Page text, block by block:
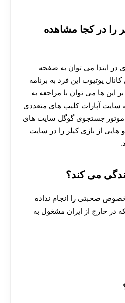
را در کجا مشاهده
ابتدا می توان به صفحه
یوتیوب این فرد به برنامه
این ها می توان با مراجعه به
آپارات کلیپ های متعددی
موتور جستجوی گوگل سایت های
هایی از بازی کیلر را در سایت
می کند؟
صحبتی را انجام نداده
در خارج از ایران مشغول به